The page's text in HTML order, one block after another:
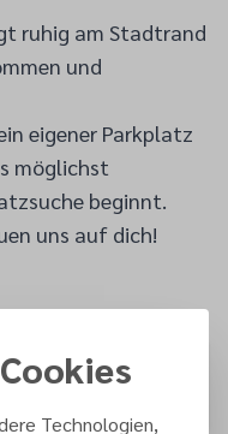
ruhig am Stadtrand
und
eigener Parkplatz
möglichst
beginnt.
uns auf dich!
Technologien,